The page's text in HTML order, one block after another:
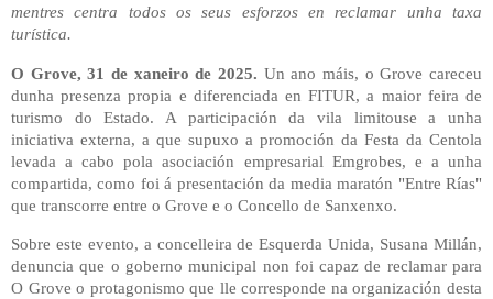
mentres centra todos os seus esforzos en reclamar unha taxa
turística.
O Grove, 31 de xaneiro de 2025. Un ano máis, o Grove careceu
dunha presenza propia e diferenciada en FITUR, a maior feira de
turismo do Estado. A participación da vila limitouse a unha
iniciativa externa, a que supuxo a promoción da Festa da Centola
levada a cabo pola asociación empresarial Emgrobes, e a unha
compartida, como foi á presentación da media maratón "Entre Rías"
que transcorre entre o Grove e o Concello de Sanxenxo.
Sobre este evento, a concelleira de Esquerda Unida, Susana Millán,
denuncia que o goberno municipal non foi capaz de reclamar para
O Grove o protagonismo que lle corresponde na organización desta